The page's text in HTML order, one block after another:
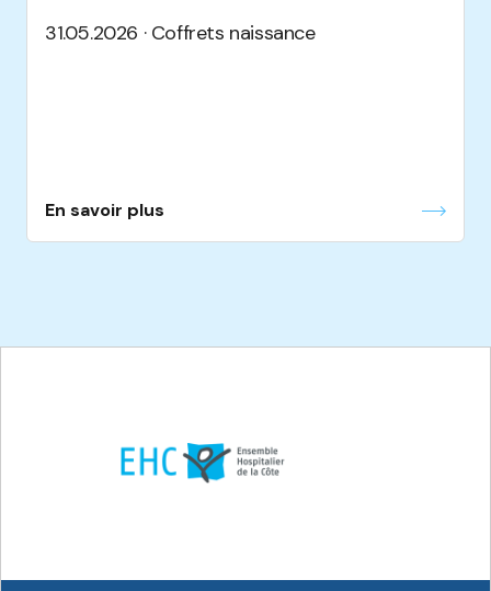
31.05.2026 · Coffrets naissance
En savoir plus